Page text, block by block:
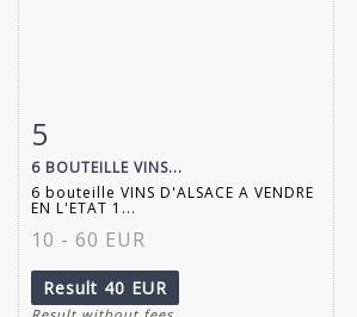
5
6 BOUTEILLE VINS...
6 bouteille VINS D'ALSACE A VENDRE
EN L'ETAT 1...
10 - 60 EUR
Result 40 EUR